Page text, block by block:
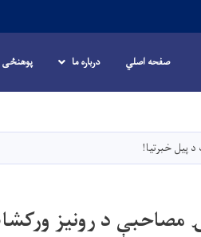
content
صفحه اصلي درباره ما پوهنځی
پیل خبرتیا!
مصاحبې د رونیز